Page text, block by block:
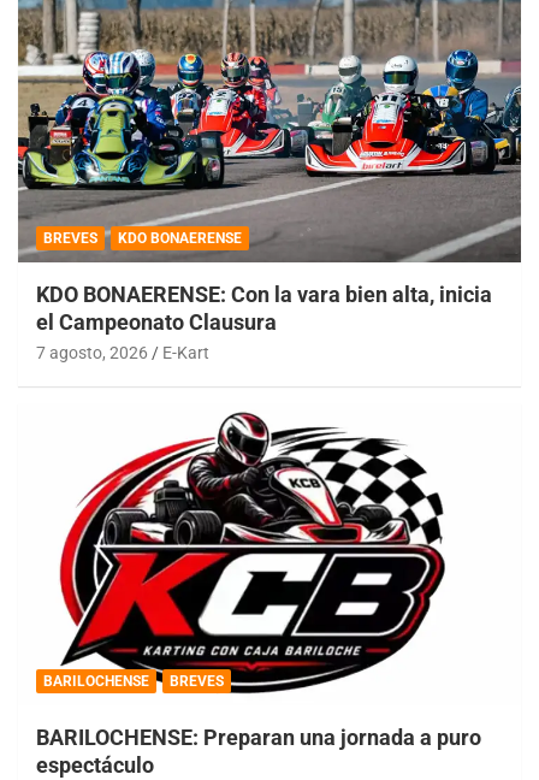
BREVES KDO BONAERENSE
KDO BONAERENSE: Con la vara bien alta, inicia
el Campeonato Clausura
7 agosto, 2026 E-Kart
BARILOCHENSE BREVES
BARILOCHENSE: Preparan una jornada a puro
espectáculo